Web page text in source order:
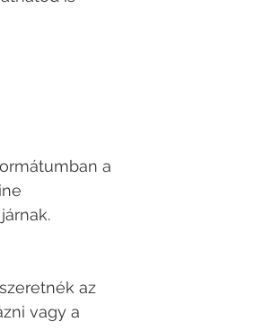
a
az
vagy a